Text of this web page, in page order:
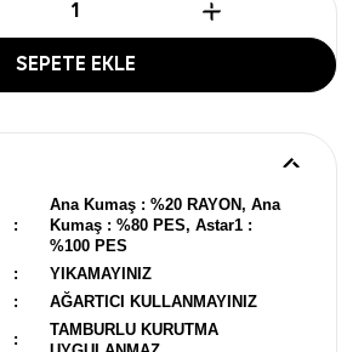
SEPETE EKLE
:
Ana Kumaş : %20 RAYON, Ana
Kumaş : %80 PES, Astar1 :
%100 PES
:
YIKAMAYINIZ
: AĞARTICI KULLANMAYINIZ
:
TAMBURLU KURUTMA